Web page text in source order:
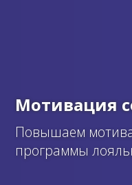
Мотивация
Повышаем
программы